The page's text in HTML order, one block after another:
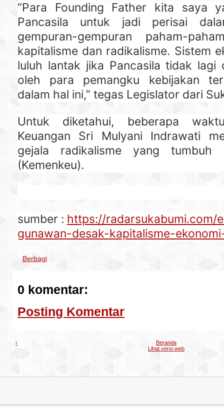
“Para Founding Father kita saya
Pancasila untuk jadi perisai
gempuran-gempuran paham-
kapitalisme dan radikalisme. Sistem
luluh lantak jika Pancasila tidak lagi
oleh para pemangku kebijakan
dalam hal ini,” tegas Legislator dari
Untuk diketahui, beberapa
Keuangan Sri Mulyani Indrawati
gejala radikalisme yang tumbuh
(Kemenkeu).
sumber : https://radarsukabumi.com/
gunawan-desak-kapitalisme-
Berbagi
0 komentar:
Posting Komentar
‹
Beranda
Lihat versi web